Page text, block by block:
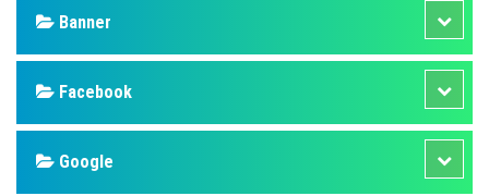
Banner
Facebook
Google